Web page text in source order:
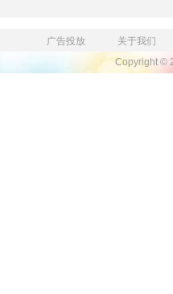
广告投放
关于我们
Copyright ©